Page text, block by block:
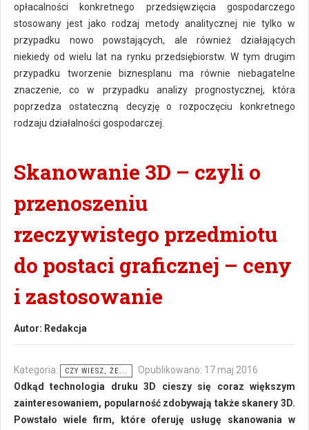
opłacalności konkretnego przedsięwzięcia gospodarczego
stosowany jest jako rodzaj metody analitycznej nie tylko w
przypadku nowo powstających, ale również działających
niekiedy od wielu lat na rynku przedsiębiorstw. W tym drugim
przypadku tworzenie biznesplanu ma równie niebagatelne
znaczenie, co w przypadku analizy prognostycznej, która
poprzedza ostateczną decyzję o rozpoczęciu konkretnego
rodzaju działalności gospodarczej.
Skanowanie 3D – czyli o
przenoszeniu
rzeczywistego przedmiotu
do postaci graficznej – ceny
i zastosowanie
Autor: Redakcja
Kategoria: CZY WIESZ, ŻE...
Opublikowano: 17 maj 2016
Odkąd technologia druku 3D cieszy się coraz większym
zainteresowaniem, popularność zdobywają także skanery 3D.
Powstało wiele firm, które oferuję usługę skanowania w